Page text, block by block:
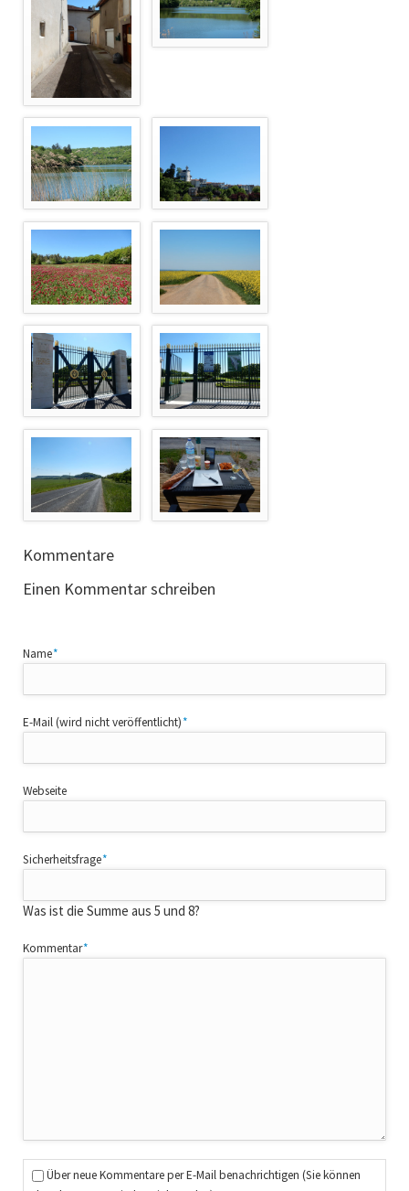
Kommentare
Einen Kommentar schreiben
Pflichtfeld
Name*
Pflichtfeld
E-Mail (wird nicht veröffentlicht)*
Webseite
Pflichtfeld
Sicherheitsfrage*
Was ist die Summe aus 5 und 8?
Pflichtfeld
Kommentar*
Über neue Kommentare per E-Mail benachrichtigen (Sie können